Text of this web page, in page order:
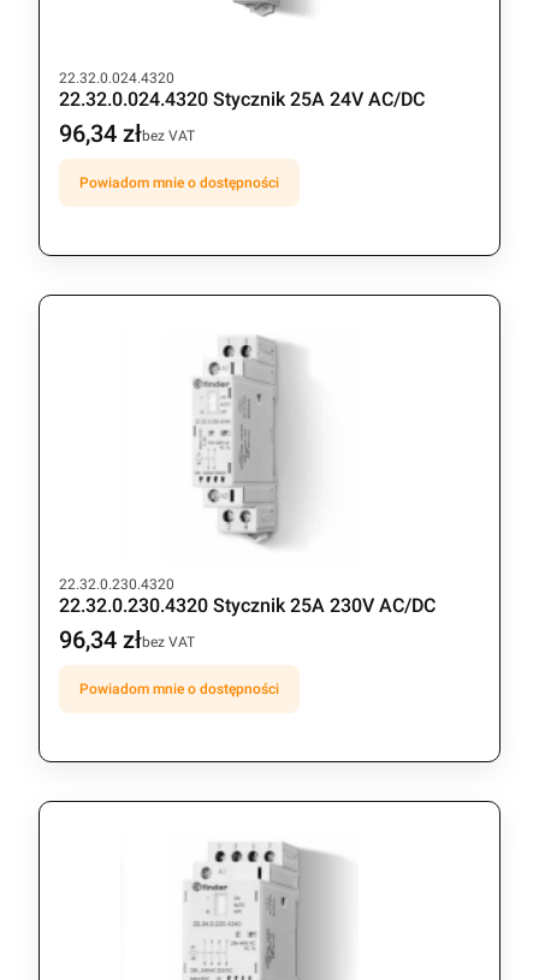
Kod produktu
22.32.0.024.4320
22.32.0.024.4320 Stycznik 25A 24V AC/DC
Cena
96,34 złbez VAT
Powiadom mnie o dostępności
Kod produktu
22.32.0.230.4320
22.32.0.230.4320 Stycznik 25A 230V AC/DC
Cena
96,34 złbez VAT
Powiadom mnie o dostępności